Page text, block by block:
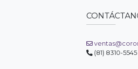
(81) 8310-5545